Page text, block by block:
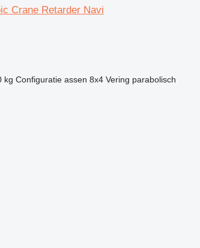
Crane Retarder Navi
kg Configuratie assen 8x4 Vering parabolisch